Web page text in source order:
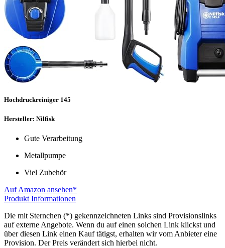
Hochdruckreiniger 145
Hersteller: Nilfisk
Gute Verarbeitung
Metallpumpe
Viel Zubehör
Auf Amazon ansehen*
Produkt Informationen
Die mit Sternchen (*) gekennzeichneten Links sind Provisionslinks
auf externe Angebote. Wenn du auf einen solchen Link klickst und
über diesen Link einen Kauf tätigst, erhalten wir vom Anbieter eine
Provision. Der Preis verändert sich hierbei nicht.